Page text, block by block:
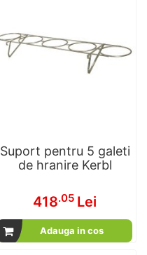
Suport pentru 5 galeti
de hranire Kerbl
418.05 Lei
Adauga in cos